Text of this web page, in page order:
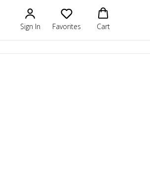
Sign In Favorites Cart